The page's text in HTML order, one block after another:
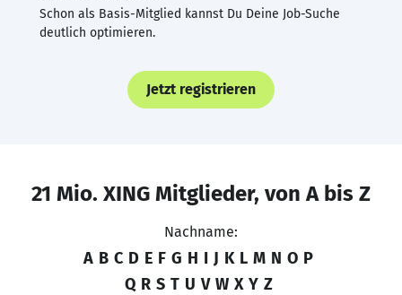
Schon als Basis-Mitglied kannst Du Deine Job-Suche
deutlich optimieren.
Jetzt registrieren
21 Mio. XING Mitglieder, von A bis Z
Nachname:
A B C D E F G H I J K L M N O P
Q R S T U V W X Y Z